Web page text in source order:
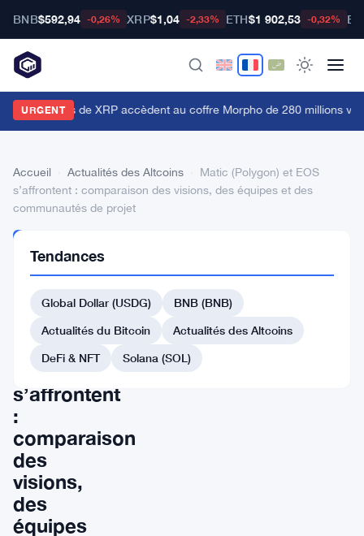
BNB$592,94 -0,26% XRP$1,04 -2,33% ETH$1 902,53 -0,32%
URGENT
détenteurs de XRP accèdent au coffre Morpho de 280 millions via
Accueil Actualités des Altcoins
Matic (Polygon) et EOS
s’affrontent : comparaison des visions, des équipes et des
communautés de projet
DES
ALTCOINS
Matic
(Polygon)
s’affrontent
:
comparaison
des
visions,
des
équipes
Tendances
Global Dollar (USDG)
BNB (BNB)
Actualités du Bitcoin
Actualités des Altcoins
DeFi & NFT
Solana (SOL)